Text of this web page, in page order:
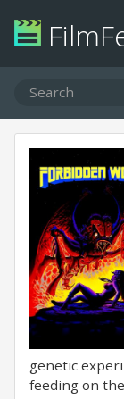
genetic
feeding on